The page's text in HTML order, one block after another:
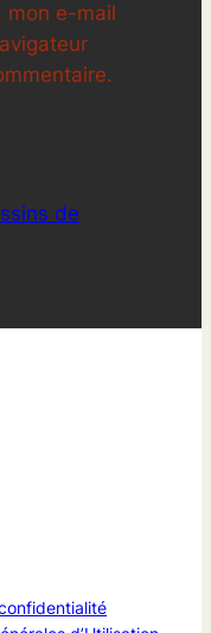
mon e-mail
de